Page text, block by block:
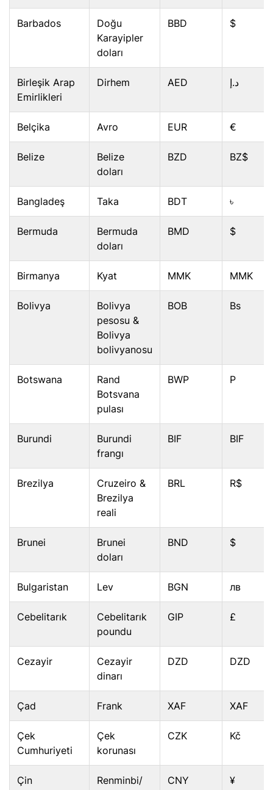
Barbados
Doğu
Karayipler
doları
BBD $
Birleşik Arap
Emirlikleri
Dirhem AED د.إ
Belçika Avro EUR €
Belize
Belize
doları
BZD BZ$
Bangladeş Taka BDT ৳
Bermuda
Bermuda
doları
BMD $
Birmanya Kyat MMK MMK
Bolivya
Bolivya
pesosu &
Bolivya
bolivyanosu
BOB Bs
Botswana
Rand
Botsvana
pulası
BWP P
Burundi
Burundi
frangı
BIF BIF
Brezilya
Cruzeiro &
Brezilya
reali
BRL R$
Brunei
Brunei
doları
BND $
Bulgaristan Lev BGN лв
Cebelitarık
Cebelitarık
poundu
GIP £
Cezayir
Cezayir
dinarı
DZD DZD
Çad Frank XAF XAF
Çek
Cumhuriyeti
Çek
korunası
CZK Kč
Çin
Renminbi/
CNY ¥